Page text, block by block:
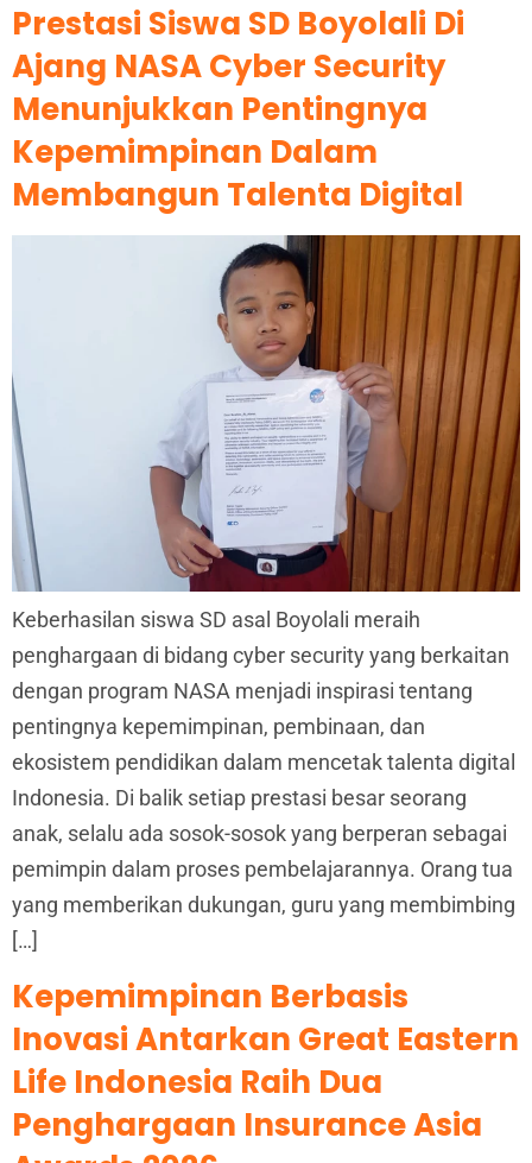
Prestasi Siswa SD Boyolali Di
Ajang NASA Cyber Security
Menunjukkan Pentingnya
Kepemimpinan Dalam
Membangun Talenta Digital
Keberhasilan siswa SD asal Boyolali meraih
penghargaan di bidang cyber security yang berkaitan
dengan program NASA menjadi inspirasi tentang
pentingnya kepemimpinan, pembinaan, dan
ekosistem pendidikan dalam mencetak talenta digital
Indonesia. Di balik setiap prestasi besar seorang
anak, selalu ada sosok-sosok yang berperan sebagai
pemimpin dalam proses pembelajarannya. Orang tua
yang memberikan dukungan, guru yang membimbing
[…]
Kepemimpinan Berbasis
Inovasi Antarkan Great Eastern
Life Indonesia Raih Dua
Penghargaan Insurance Asia